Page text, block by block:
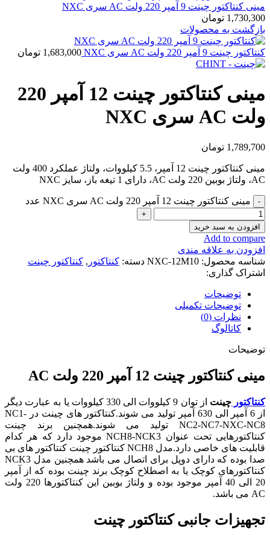
مینی کنتاکتور چینت 9 آمپر 220 ولت AC سری NXC
1,730,300 تومان
بازگشت به محصولات
کنتاکتور چینت 9 آمپر 220 ولت AC سری NXC 1,683,000 تومان
مینی کنتاکتور چینت 12 آمپر 220
ولت AC سری NXC
1,789,700 تومان
مینی کنتاکتور چینت 12 آمپر، 5.5 کیلووات، ولتاژ عملکرد 400 ولت
AC، ولتاژ بوبین 220 ولت AC، دارای 1 تیغه باز، سایز NXC
مینی کنتاکتور چینت 12 آمپر 220 ولت AC سری NXC عدد
افزودن به سبد خرید
Add to compare
افزودن به علاقه مندی
شناسه محصول: NXC-12M10 دسته: کنتاکتور , کنتاکتور چینت
اشتراک گذاری:
توضیحات
توضیحات تکمیلی
نظرات (0)
کاتالوگ
توضیحات
مینی کنتاکتور چینت 12 آمپر 220 ولت AC
کنتاکتورچینت
از توان 9 کیلووات الی 330 کیلووات یا به عبارت دیگر
از 6 آمپر الی 630 آمپر تولید می شوند.کنتاکتور های چینت در NC1-
NC2-NC7-NXC-NC8 تولید می شوند.همچنین برند چینت
کنتاکتورهایی تحت عنوان NCH8-NCK3
موجود دارد که هر کدام
قابلیت های خاصی دارد.
مدل NCH8 کنتاکتور چینت کنتاکتور های بی
صدا بوده که دارای دوپل برای اتصال می باشد همچنین مدل NCK3
کنتاکتورهای کوچک یا به اصطلاح کوچک برند چینت بوده که از آمپر
20 الی 40 آمپر موجود بوده و ولتاژ بوبین این کنتاکتورها 220 ولت
AC می باشد.
تجهیزات جانبی کنتاکتور چینت